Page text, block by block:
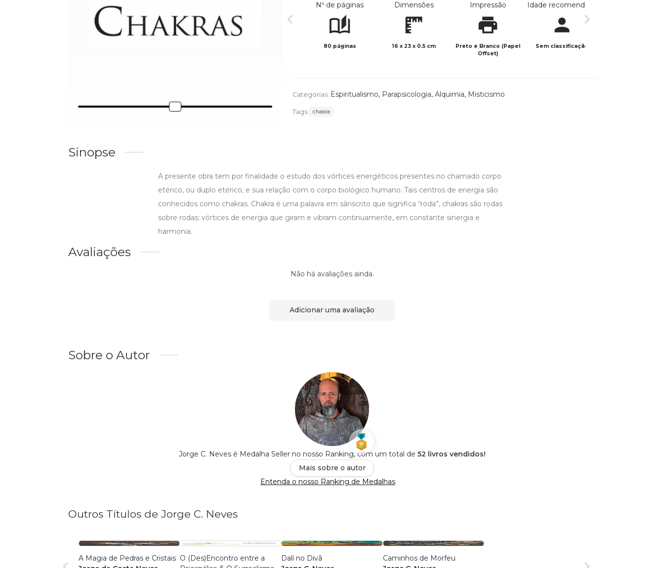
Nº de páginas
80 páginas
Dimensões
16 x 23 x 0.5 cm
Impressão
Preto e Branco (Papel
Offset)
Idade recomendada
Sem classificação
Categorias: Espiritualismo, Parapsicologia, Alquimia, Misticismo
Tags: chakra
Sinopse
A presente obra tem por finalidade o estudo dos vórtices energéticos presentes no chamado corpo
etérico, ou duplo etérico, e sua relação com o corpo biológico humano. Tais centros de energia são
conhecidos como chakras. Chakra é uma palavra em sânscrito que significa “roda”, chakras são rodas
sobre rodas: vórtices de energia que giram e vibram continuamente, em constante sinergia e
harmonia.
Avaliações
Não há avaliações ainda.
Adicionar uma avaliação
Sobre o Autor
Jorge C. Neves é Medalha Seller no nosso Ranking, com um total de 52 livros vendidos!
Mais sobre o autor
Entenda o nosso Ranking de Medalhas
Outros Títulos de Jorge C. Neves
A Magia de Pedras e Cristais O (Des)Encontro entre a
Dalí no Divã
Caminhos de Morfeu